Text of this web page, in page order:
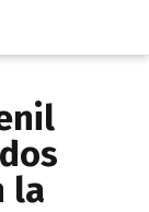
la